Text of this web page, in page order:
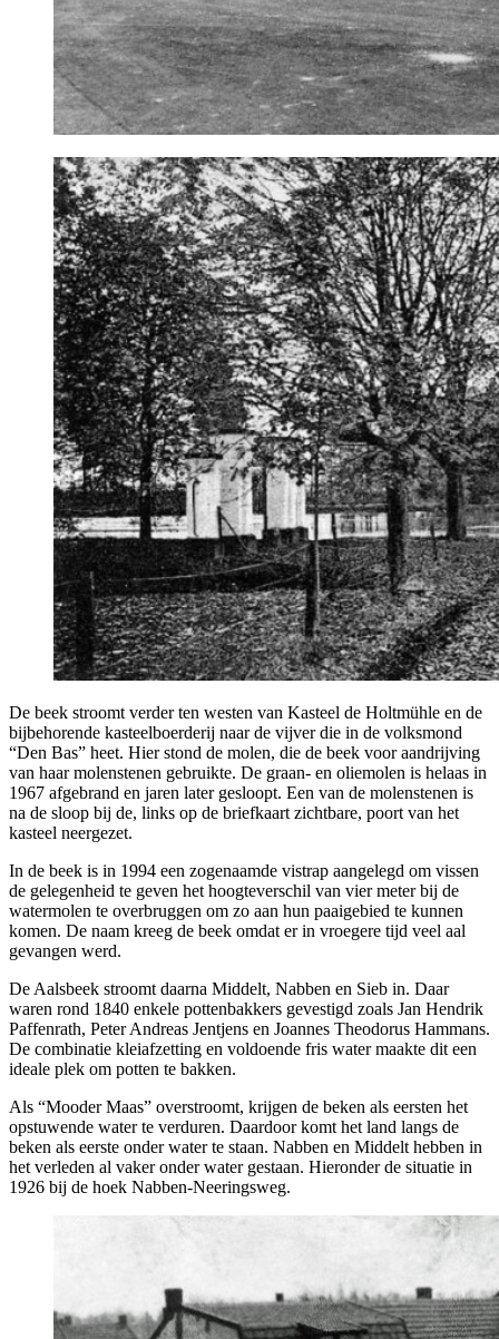
De beek stroomt verder ten westen van Kasteel de Holtmühle en de
bijbehorende kasteelboerderij naar de vijver die in de volksmond
“Den Bas” heet. Hier stond de molen, die de beek voor aandrijving
van haar molenstenen gebruikte. De graan- en oliemolen is helaas in
1967 afgebrand en jaren later gesloopt. Een van de molenstenen is
na de sloop bij de, links op de briefkaart zichtbare, poort van het
kasteel neergezet.
In de beek is in 1994 een zogenaamde vistrap aangelegd om vissen
de gelegenheid te geven het hoogteverschil van vier meter bij de
watermolen te overbruggen om zo aan hun paaigebied te kunnen
komen. De naam kreeg de beek omdat er in vroegere tijd veel aal
gevangen werd.
De Aalsbeek stroomt daarna Middelt, Nabben en Sieb in. Daar
waren rond 1840 enkele pottenbakkers gevestigd zoals Jan Hendrik
Paffenrath, Peter Andreas Jentjens en Joannes Theodorus Hammans.
De combinatie kleiafzetting en voldoende fris water maakte dit een
ideale plek om potten te bakken.
Als “Mooder Maas” overstroomt, krijgen de beken als eersten het
opstuwende water te verduren. Daardoor komt het land langs de
beken als eerste onder water te staan. Nabben en Middelt hebben in
het verleden al vaker onder water gestaan. Hieronder de situatie in
1926 bij de hoek Nabben-Neeringsweg.